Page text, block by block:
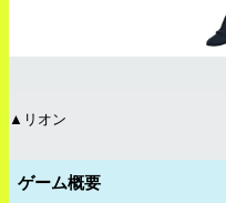
▲リオン
ゲーム概要